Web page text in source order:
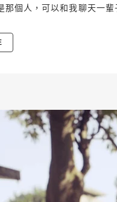
那個人，可以和我聊天一